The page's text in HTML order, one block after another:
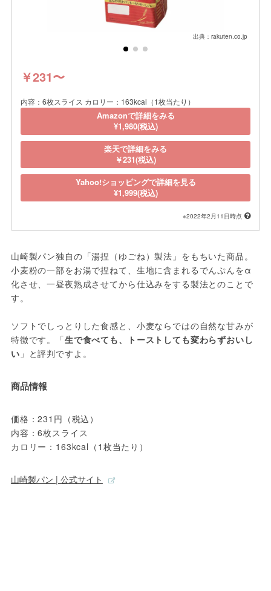
出典：rakuten.co.jp
￥231〜
内容：6枚スライス カロリー：163kcal（1枚当たり）
Amazonで詳細をみる
¥1,980(税込)
楽天で詳細をみる
￥231(税込)
Yahoo!ショッピングで詳細を見る
¥1,999(税込)
※2022年2月11日時点
山崎製パン独自の「湯捏（ゆごね）製法」をもちいた商品。
小麦粉の一部をお湯で捏ねて、生地に含まれるでんぷんをα
化させ、一昼夜熟成させてから仕込みをする製法とのことで
す。
ソフトでしっとりした食感と、小麦ならではの自然な甘みが
特徴です。「生で食べても、トーストしても変わらずおいし
い 」と評判ですよ。
商品情報
価格：231円（税込）
内容：6枚スライス
カロリー：163kcal（1枚当たり）
山崎製パン | 公式サイト